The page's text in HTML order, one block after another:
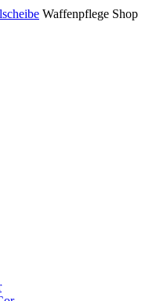
Waffenpflege Shop